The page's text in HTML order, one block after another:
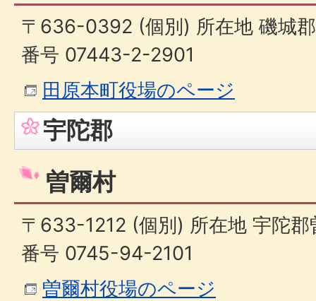
〒636-0392 (個別) 所在地 磯城
番号 07443-2-2901
田原本町役場のページ
宇陀郡
曽爾村
〒633-1212 (個別) 所在地 宇陀
番号 0745-94-2101
曽爾村役場のページ